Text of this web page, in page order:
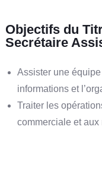
Objectifs du
Secrétaire
Assister une
informations et
Traiter les
commerciale et aux